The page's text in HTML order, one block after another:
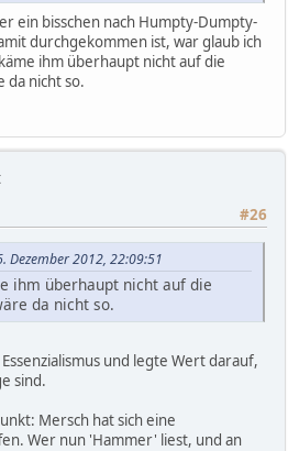
ein bisschen nach Humpty-Dumpty-
durchgekommen ist, war glaub ich
ihm überhaupt nicht auf die
da nicht so.
#26
Dezember 2012, 22:09:51
ihm überhaupt nicht auf die
da nicht so.
und legte Wert darauf,
sind.
Mersch hat sich eine
Wer nun 'Hammer' liest, und an